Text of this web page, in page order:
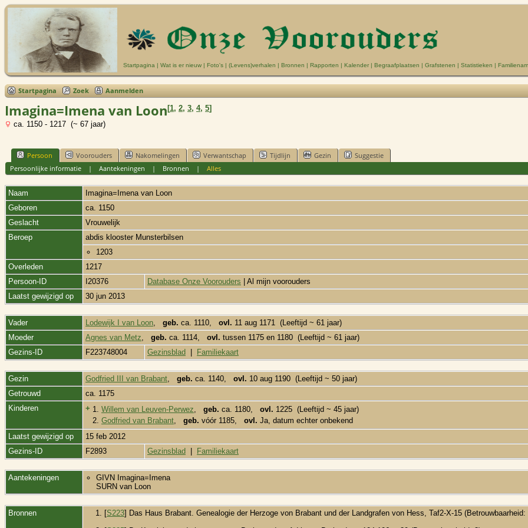
Startpagina | Wat is er nieuw | Foto's | (Levens)verhalen | Bronnen | Rapporten | Kalender | Begraafplaatsen | Grafstenen | Statistieken |
Startpagina Zoek Aanmelden
Imagina=Imena van Loon [1, 2, 3, 4, 5]
ca. 1150 - 1217 (~ 67 jaar)
Persoon Voorouders Nakomelingen Verwantschap Tijdlijn Gezin
Suggestie
Persoonlijke informatie| Aantekeningen | Bronnen | Alles
Naam Imagina=Imena van Loon
Geboren
ca. 1150
Geslacht
Vrouwelijk
Beroep
abdis klooster Munsterbilsen
1203
Overleden
1217
Persoon-ID
I20376 Database Onze Voorouders | Al mijn voorouders
Laatst gewijzigd op
30 jun 2013
Vader Lodewijk I van Loon, geb. ca. 1110, ovl. 11 aug 1171 (Leeftijd ~ 61 jaar)
Moeder
Agnes van Metz, geb. ca. 1114, ovl. tussen 1175 en 1180 (Leeftijd ~ 61 jaar)
Gezins-ID
F223748004 Gezinsblad Familiekaart
Gezin Godfried III van Brabant, geb. ca. 1140, ovl. 10 aug 1190 (Leeftijd ~ 50 jaar)
Getrouwd
ca. 1175
Kinderen
+ 1. Willem van Leuven-Perwez, geb. ca. 1180, ovl. 1225 (Leeftijd ~ 45 jaar)
2. Godfried van Brabant, geb. vóór 1185, ovl. Ja, datum echter onbekend
Laatst gewijzigd op
15 feb 2012
Gezins-ID
F2893 Gezinsblad Familiekaart
Aantekeningen
GIVN Imagina=Imena
SURN van Loon
Bronnen [S223] Das Haus Brabant. Genealogie der Herzoge von Brabant und der Landgrafen von Hess, Taf2-X-15 (Betrouwbaarheid: